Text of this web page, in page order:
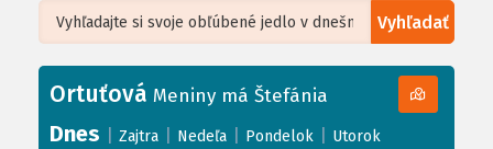
Vyhľadať
+
−
Leaflet| ©OpenStreetMap, Tiles courtesy ofHumanitarian OpenStreetMap
Ortuťová Meniny má Štefánia
Dnes Zajtra Nedeľa Pondelok Utorok